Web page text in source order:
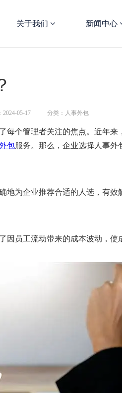
关于我们 新闻中心
2024-05-17 分类：人事外包
个管理者关注的焦点。近年来
包服务。那么，企业选择人事外
为企业推荐合适的人选，有效
员工流动带来的成本波动，使